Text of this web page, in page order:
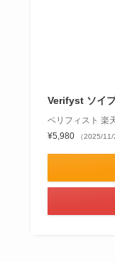
Verifyst ソイ
ベリフィスト 楽
¥5,980
（2025/